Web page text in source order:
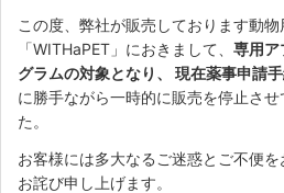
この度、弊社が販売しております動
「WITHaPET」におきまして、 専用ア
グラムの対象となり、 現在薬事申請
に勝手ながら一時的に販売を停止さ
た。
お客様には多大なるご迷惑とご不便
お詫び申し上げます。